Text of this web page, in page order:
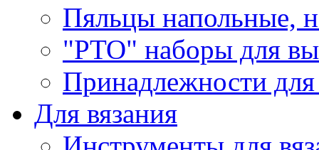
Пяльцы напольные,
"РТО" наборы для
Принадлежности
Для вязания